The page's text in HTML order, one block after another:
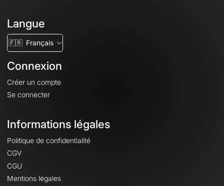
Langue
🇫🇷 Français
Connexion
Créer un compte
Se connecter
Informations légales
Politique de confidentialité
CGV
CGU
Mentions légales